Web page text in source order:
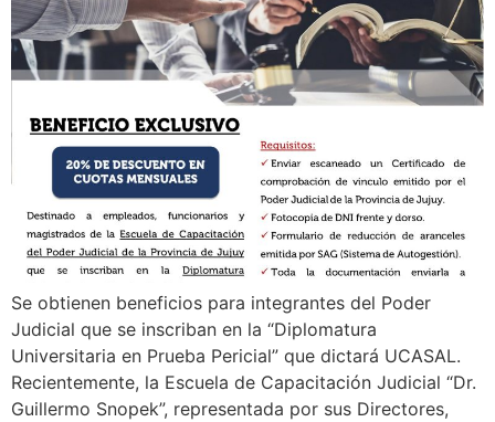
Se obtienen beneficios para integrantes del Poder
Judicial que se inscriban en la “Diplomatura
Universitaria en Prueba Pericial” que dictará UCASAL.
Recientemente, la Escuela de Capacitación Judicial “Dr.
Guillermo Snopek”, representada por sus Directores,